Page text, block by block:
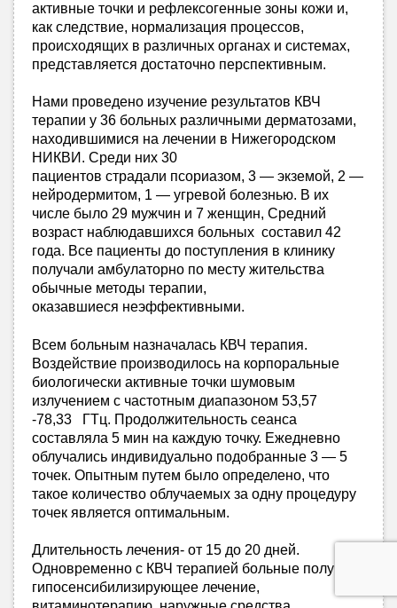
активные точки и рефлексогенные зоны кожи и,
как следствие, нормализация процессов,
происходящих в различных органах и системах,
представляется достаточно перспективным.
Нами проведено изучение результатов КВЧ
терапии у 36 больных различными дерматозами,
находившимися на лечении в Нижегородском
НИКВИ. Среди них 30
пациентов страдали псориазом, 3 — экземой, 2 —
нейродермитом, 1 — угревой болезнью. В их
числе было 29 мужчин и 7 женщин, Средний
возраст наблюдавшихся больных составил 42
года. Все пациенты до поступления в клинику
получали амбулаторно по месту жительства
обычные методы терапии,
оказавшиеся неэффективными.
Всем больным назначалась КВЧ терапия.
Воздействие производилось на корпоральные
биологически активные точки шумовым
излучением с частотным диапазоном 53,57
-78,33 ГТц. Продолжительность сеанса
составляла 5 мин на каждую точку. Ежедневно
облучались индивидуально подобранные 3 — 5
точек. Опытным путем было определено, что
такое количество облучаемых за одну процедуру
точек является оптимальным.
Длительность лечения- от 15 до 20 дней.
Одновременно с КВЧ терапией больные получали
гипосенсибилизирующее лечение,